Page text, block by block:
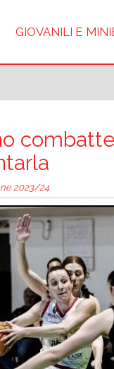
GIOVANILI E
2023/24